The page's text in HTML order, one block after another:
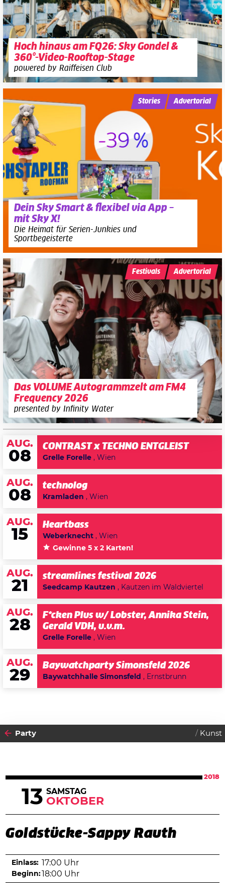
Hoch hinaus am FQ26: Sky Gondel &
360°-Video-Rooftop-Stage
powered by Raiffeisen Club
Dein Sky Smart & flexibel via App –
mit Sky X!
Die Heimat für Serien-Junkies und
Sportbegeisterte
Stories Advertorial
Das VOLUME Autogrammzelt am FM4
Frequency 2026
presented by Infinity Water
Festivals Advertorial
AUG.
08
CONTRAST x TECHNO ENTGLEIST
Grelle Forelle , Wien
AUG.
08
technolog
Kramladen , Wien
AUG.
15
Heartbass
Weberknecht , Wien
Gewinne 5 x 2 Karten!
AUG.
21
streamlines festival 2026
Seedcamp Kautzen , Kautzen im Waldviertel
AUG.
28
F*cken Plus w/ Lobster, Annika Stein,
Gerald VDH, u.v.m.
Grelle Forelle , Wien
AUG.
29
Baywatchparty Simonsfeld 2026
Baywatchhalle Simonsfeld , Ernstbrunn
Party Kunst
2018
13 SAMSTAG
OKTOBER
Goldstücke-Sappy Rauth
Einlass: 17:00 Uhr
Beginn: 18:00 Uhr